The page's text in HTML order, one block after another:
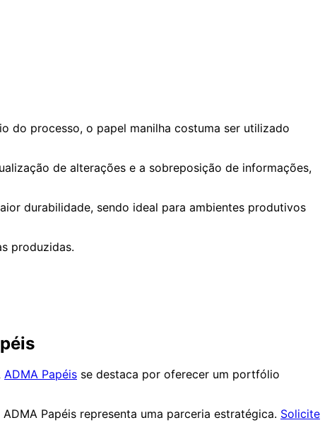
do processo, o papel manilha costuma ser utilizado
de alterações e a sobreposição de informações,
durabilidade, sendo ideal para ambientes produtivos
produzidas.
ADMA Papéis se destaca por oferecer um portfólio
ADMA Papéis representa uma parceria estratégica. Solicite